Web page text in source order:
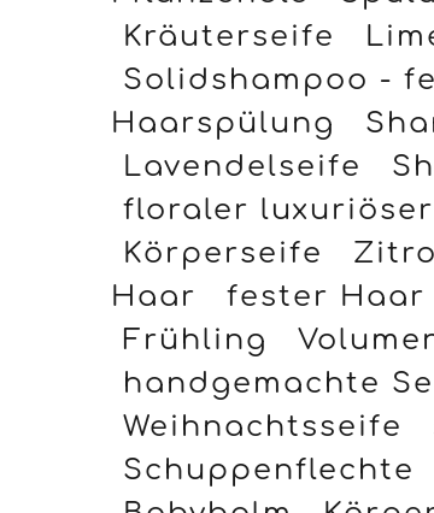
Kräuterseife
Solidshampoo -
Haarspülung
Lavendelseife
floraler
Körperseife
Haar
fester
Frühling
handgemachte
Weihnachtsseife
Schuppenflechte